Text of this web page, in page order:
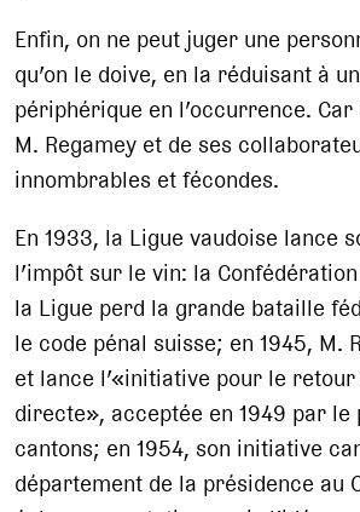
Enfin, on ne peut juger une
qu’on le doive, en la réduisant à
périphérique en l’occurrence.
M. Regamey et de ses
innombrables et fécondes.
En 1933, la Ligue vaudoise lance
l’impôt sur le vin: la
la Ligue perd la grande bataille
le code pénal suisse; en 1945, M.
et lance l’«initiative pour le
directe», acceptée en 1949 par le
cantons; en 1954, son initiative
département de la présidence au